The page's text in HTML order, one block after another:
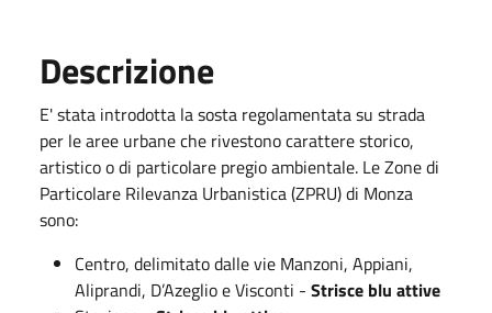
Descrizione
E' stata introdotta la sosta regolamentata su strada
per le aree urbane che rivestono carattere storico,
artistico o di particolare pregio ambientale. Le Zone di
Particolare Rilevanza Urbanistica (ZPRU) di Monza
sono:
Centro, delimitato dalle vie Manzoni, Appiani,
Aliprandi, D’Azeglio e Visconti - Strisce blu attive